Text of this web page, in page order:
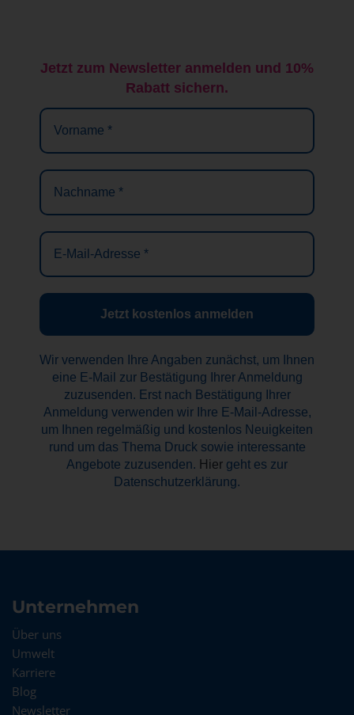
Jetzt zum Newsletter anmelden und 10%
Rabatt sichern.
Vorname
Nachname
E-
Mail-
Adresse
Wir verwenden Ihre Angaben zunächst, um Ihnen
eine E-Mail zur Bestätigung Ihrer Anmeldung
zuzusenden. Erst nach Bestätigung Ihrer
Anmeldung verwenden wir Ihre E-Mail-Adresse,
um Ihnen regelmäßig und kostenlos Neuigkeiten
rund um das Thema Druck sowie interessante
Angebote zuzusenden. Hier geht es zur
Datenschutzerklärung.
Unternehmen
Über uns
Umwelt
Karriere
Blog
Newsletter